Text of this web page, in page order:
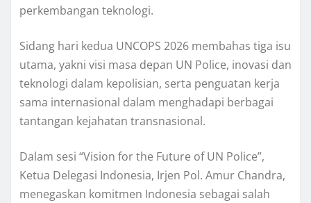
perkembangan teknologi.
Sidang hari kedua UNCOPS 2026 membahas tiga isu
utama, yakni visi masa depan UN Police, inovasi dan
teknologi dalam kepolisian, serta penguatan kerja
sama internasional dalam menghadapi berbagai
tantangan kejahatan transnasional.
Dalam sesi “Vision for the Future of UN Police”,
Ketua Delegasi Indonesia, Irjen Pol. Amur Chandra,
menegaskan komitmen Indonesia sebagai salah